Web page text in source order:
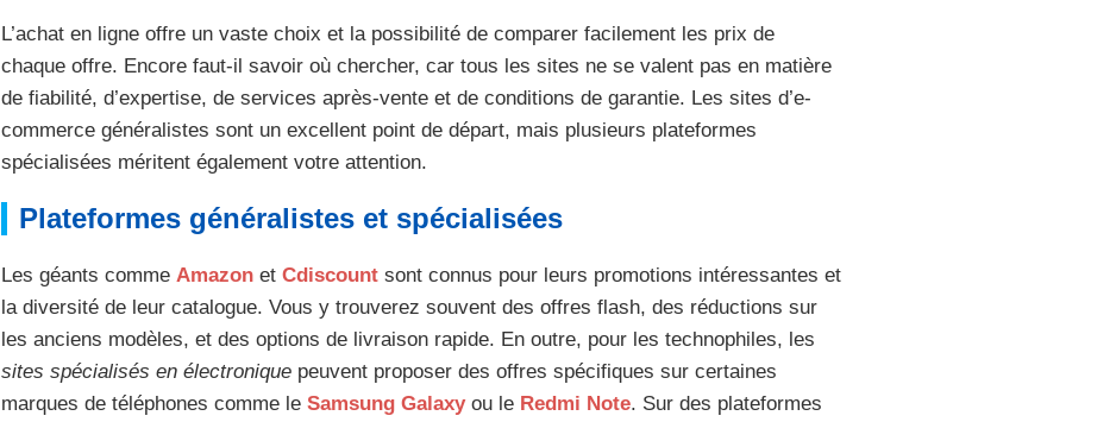
L’achat en ligne offre un vaste choix et la possibilité de comparer facilement les prix de
chaque offre. Encore faut-il savoir où chercher, car tous les sites ne se valent pas en matière
de fiabilité, d’expertise, de services après-vente et de conditions de garantie. Les sites d’e-
commerce généralistes sont un excellent point de départ, mais plusieurs plateformes
spécialisées méritent également votre attention.
Plateformes généralistes et spécialisées
Les géants comme Amazon et Cdiscount sont connus pour leurs promotions intéressantes et
la diversité de leur catalogue. Vous y trouverez souvent des offres flash, des réductions sur
les anciens modèles, et des options de livraison rapide. En outre, pour les technophiles, les
sites spécialisés en électronique peuvent proposer des offres spécifiques sur certaines
marques de téléphones comme le Samsung Galaxyou le Redmi Note. Sur des plateformes